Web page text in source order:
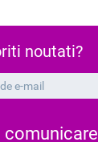
noutati?
comunicare